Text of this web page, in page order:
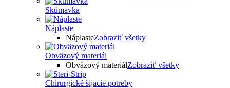
Skúmavka
Náplaste
NáplasteZobraziť všetky
Obväzový materiál
Obväzový materiálZobraziť všetky
Chirurgické šijacie potreby